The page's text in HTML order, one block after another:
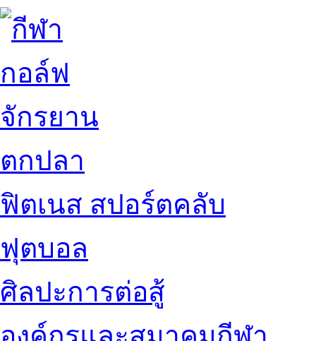
กอล์ฟ
จักรยาน
ตกปลา
ฟิตเนส สปอร์ตคลับ
ฟุตบอล
ศิลปะการต่อสู้